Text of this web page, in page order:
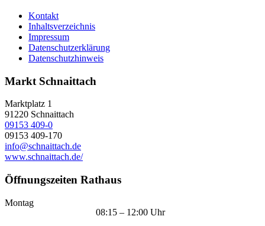
Kontakt
Inhaltsverzeichnis
Impressum
Datenschutzerklärung
Datenschutzhinweis
Markt Schnaittach
Marktplatz 1
91220 Schnaittach
09153 409-0
09153 409-170
info@schnaittach.de
www.schnaittach.de/
Öffnungszeiten Rathaus
Montag
08:15 – 12:00 Uhr